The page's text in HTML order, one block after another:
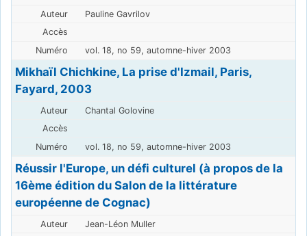
Pauline Gavrilov
vol. 18, no 59, automne-hiver 2003
Mikhaïl Chichkine, La prise d'Izmail, Paris,
Fayard, 2003
Chantal Golovine
vol. 18, no 59, automne-hiver 2003
Réussir l'Europe, un défi culturel (à propos de la
16ème édition du Salon de la littérature
européenne de Cognac)
Jean-Léon Muller